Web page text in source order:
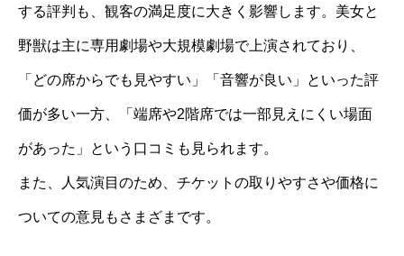
する評判も、観客の満足度に大きく影響します。美女と
野獣は主に専用劇場や大規模劇場で上演されており、
「どの席からでも見やすい」「音響が良い」といった評
価が多い一方、「端席や2階席では一部見えにくい場面
があった」という口コミも見られます。
また、人気演目のため、チケットの取りやすさや価格に
ついての意見もさまざまです。